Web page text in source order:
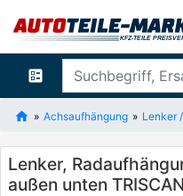
ballot
Achsaufhängung Lenker
Lenker,
außen unten